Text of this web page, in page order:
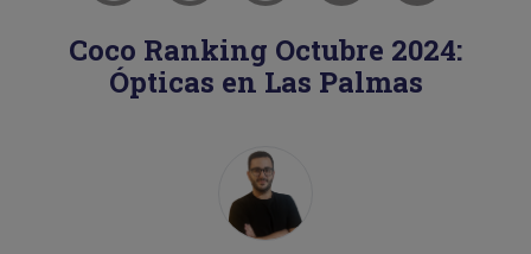
Coco Ranking Octubre 2024:
Ópticas en Las Palmas